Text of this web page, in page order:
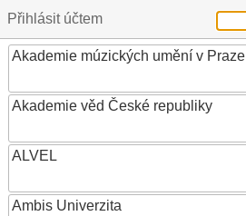
Přihlásit účtem
Akademie múzických umění v Praze
Akademie věd České republiky
ALVEL
Ambis Univerzita